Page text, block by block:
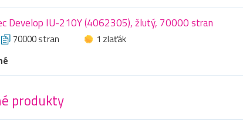
Develop IU-210Y (4062305), žlutý, 70000 stran
70000 stran
1 zlaťák
produkty